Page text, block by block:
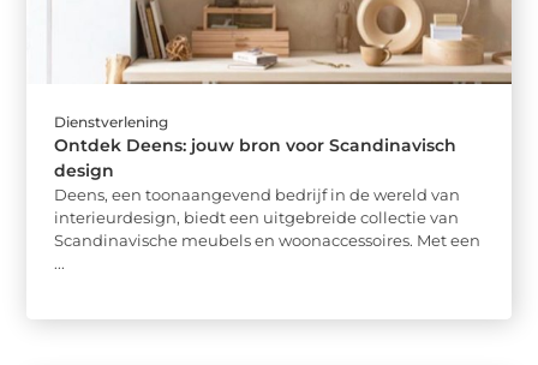
Dienstverlening
Ontdek Deens: jouw bron voor Scandinavisch
design
Deens, een toonaangevend bedrijf in de wereld van
interieurdesign, biedt een uitgebreide collectie van
Scandinavische meubels en woonaccessoires. Met een
...